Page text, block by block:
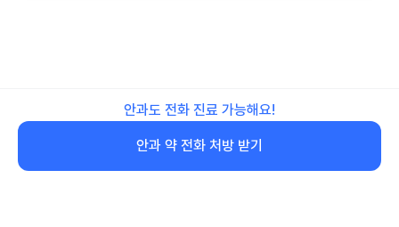
안과도 전화 진료 가능해요!
안과 약 전화 처방 받기